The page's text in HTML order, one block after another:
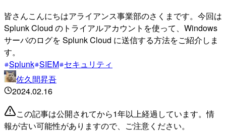
皆さんこんにちはアライアンス事業部のさくまです。今回は
Splunk Cloud のトライアルアカウントを使って、Windows
サーバのログを Splunk Cloud に送信する方法をご紹介しま
す。
Splunk SIEM セキュリティ
佐久間昇吾
2024.02.16
この記事は公開されてから1年以上経過しています。情
報が古い可能性がありますので、ご注意ください。